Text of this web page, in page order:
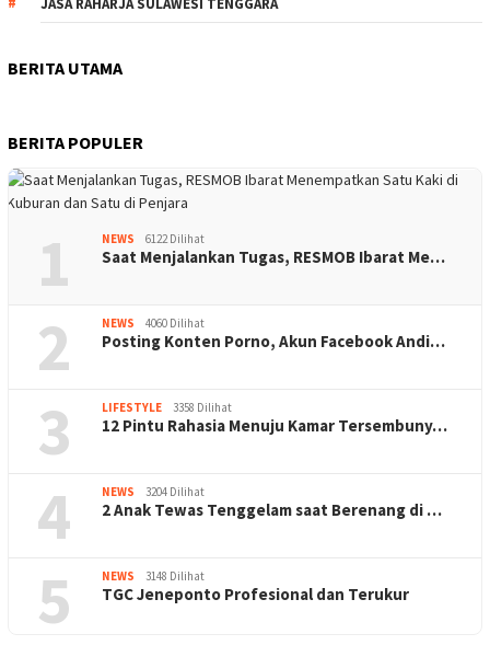
JASA RAHARJA SULAWESI TENGGARA
BERITA UTAMA
BERITA POPULER
1 NEWS 6122 Dilihat
Saat Menjalankan Tugas, RESMOB Ibarat Me…
2 NEWS 4060 Dilihat
Posting Konten Porno, Akun Facebook Andi…
3 LIFESTYLE 3358 Dilihat
12 Pintu Rahasia Menuju Kamar Tersembuny…
4 NEWS 3204 Dilihat
2 Anak Tewas Tenggelam saat Berenang di …
5 NEWS 3148 Dilihat
TGC Jeneponto Profesional dan Terukur